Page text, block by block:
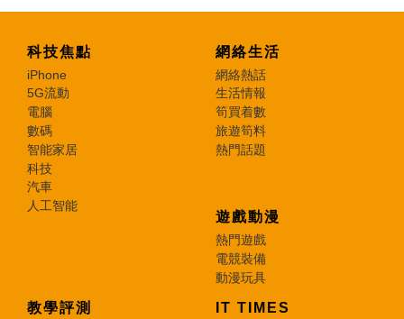
科技焦點
iPhone
5G流動
電腦
數碼
智能家居
科技
汽車
人工智能
網絡生活
網絡熱話
生活情報
筍買着數
旅遊筍料
熱門話題
遊戲動漫
熱門遊戲
電競裝備
動漫玩具
教學評測 IT TIMES